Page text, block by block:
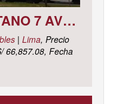
DEPÓSITO 64 - SÓTANO 7 AVENIDA CIRCUNVALACIÓN DEL CLUB GOLF LOS INCAS N° 152 URBANIZACIÓN LOTIZACIÓN CLUB GOLF LOS INCAS DISTRITO SANTIAGO DE SURCO, PROVINCIA Y DEPARTAMENTO DE LIMA
| Lima, Precio
66,857.08, Fecha